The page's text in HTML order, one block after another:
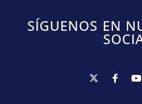
SÍGUENOS EN